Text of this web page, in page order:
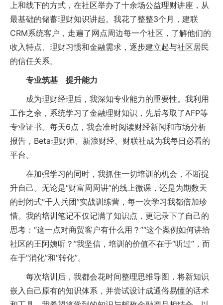
上和线下的方式，在社区举办了十余场公益理财讲座，从
最基础的储蓄理财知识讲起。我花了整整3个月，建联
CRM系统客户，走遍了网点周边每一个社区，了解他们的
收入特点、理财习惯和金融需求，逐步建立起与社区居民
的信任关系。
专业筑基 提升能力
成为理财经理后，我深知专业能力的重要性。我利用
工作之余，系统学习了金融理财知识，先后考取了AFP等
专业证书。每天6点，我会准时阅读财经新闻和市场分析
报告，Beta理财师、新浪财经、财联社成为我每日必看的
平台。
在加强学习的同时，我抓住一切培训的机会，不断提
升自己。无论是“财富周周讲”的线上微课，还是为期数天
的封闭式“千人兵团”实战训练营，每一次学习我都倍加珍
惜。我的培训笔记不仅记满了知识点，更记录下了自己的
思考：“这一点对商贸客户有什么用？”“这个案例如何讲给
社区的王阿姨听？”我坚信，培训的价值不在于“听过”，而
在于“消化”和“转化”。
每次培训后，我都会花时间整理思维导图，将新知识
嵌入自己原有的知识体系，并尝试设计成通俗易懂的话术